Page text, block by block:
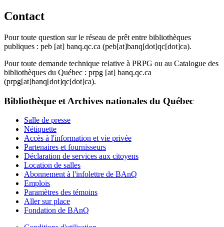
Contact
Pour toute question sur le réseau de prêt entre bibliothèques
publiques : peb [at] banq.qc.ca (peb[at]banq[dot]qc[dot]ca).
Pour toute demande technique relative à PRPG ou au Catalogue des
bibliothèques du Québec : prpg [at] banq.qc.ca
(prpg[at]banq[dot]qc[dot]ca).
Bibliothèque et Archives nationales du Québec
Salle de presse
Nétiquette
Accès à l'information et vie privée
Partenaires et fournisseurs
Déclaration de services aux citoyens
Location de salles
Abonnement à l'infolettre de BAnQ
Emplois
Paramètres des témoins
Aller sur place
Fondation de BAnQ